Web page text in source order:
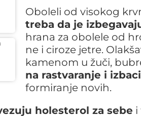
Oboleli od visokog
treba da je
hrana za obolele od
ne i ciroze jetre.
kamenom u žuči,
na rastvaranje i
formiranje novih.
holesterol za sebe i